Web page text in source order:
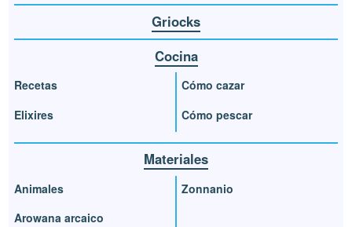
Griocks
Cocina
Recetas
Elixires
Cómo cazar
Cómo pescar
Materiales
Animales
Arowana arcaico
Zonnanio